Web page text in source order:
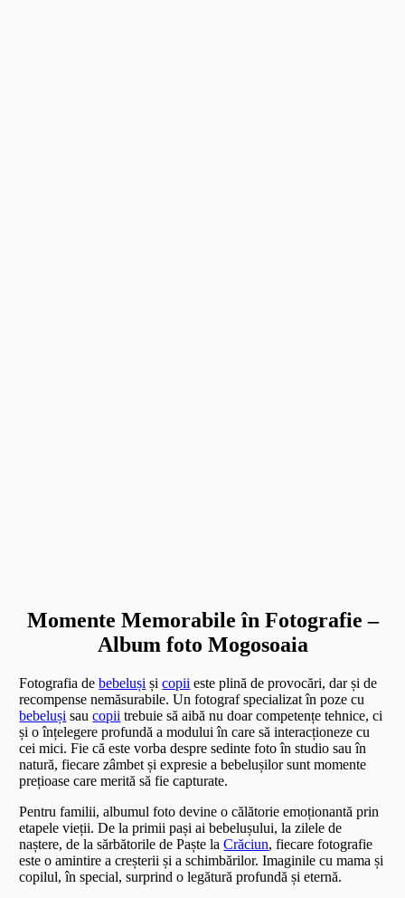
Momente Memorabile în Fotografie –
Album foto Mogosoaia
Fotografia debebeluși șicopii este plină de provocări, dar și de
recompense nemăsurabile. Un fotograf specializat în poze cu
bebeluși saucopii trebuie să aibă nu doar competențe tehnice, ci
și o înțelegere profundă a modului în care să interacționeze cu
cei mici. Fie că este vorba despre sedinte foto în studio sau în
natură, fiecare zâmbet și expresie a bebelușilor sunt momente
prețioase care merită să fie capturate.
Pentru familii, albumul foto devine o călătorie emoționantă prin
etapele vieții. De la primii pași ai bebelușului, la zilele de
naștere, de la sărbătorile de Paște laCrăciun, fiecare fotografie
este o amintire a creșterii și a schimbărilor. Imaginile cu mama și
copilul, în special, surprind o legătură profundă și eternă.